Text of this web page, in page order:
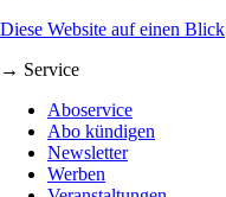
Diese Website auf einen Blick
→ Service
Aboservice
Abo kündigen
Newsletter
Werben